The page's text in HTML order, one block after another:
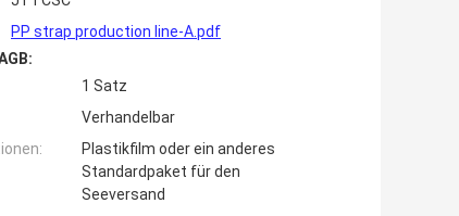
PP strap production line-A.pdf
1 Satz
Verhandelbar
Plastikfilm oder ein anderes
Standardpaket für den
Seeversand